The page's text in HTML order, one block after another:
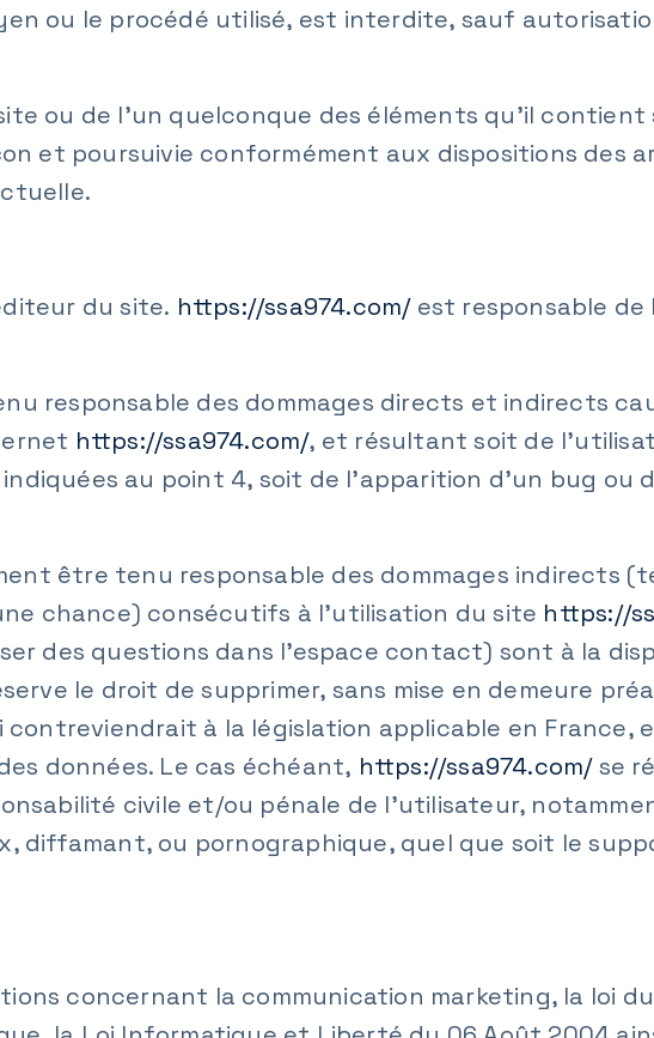
ou le procédé utilisé, est interdite, sauf
ou de l’un quelconque des éléments qu’il contient
et poursuivie conformément aux dispositions des
du site. https://ssa974.com/est responsable de
responsable des dommages directs et indirects
https://ssa974.com/, et résultant soit de
au point 4, soit de l’apparition d’un bug ou
être tenu responsable des dommages indirects
chance) consécutifs à l’utilisation du site https://
des questions dans l’espace contact) sont à la
le droit de supprimer, sans mise en demeure
à la législation applicable en France,
données. Le cas échéant, https://ssa974.com/se
civile et/ou pénale de l’utilisateur,
diffamant, ou pornographique, quel que soit le
concernant la communication marketing, la loi du